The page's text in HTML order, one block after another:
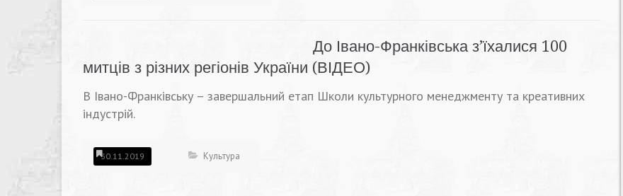
До Івано-Франківська з’їхалися 100
митців з різних регіонів України (ВІДЕО)
В Івано-Франківську – завершальний етап Школи культурного менеджменту та креативних
індустрій.
30.11.2019 Культура